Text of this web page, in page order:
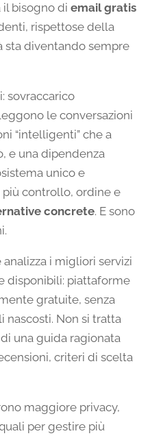
bisogno di email gratis
rispettose della
sta diventando sempre
sovraccarico
le conversazioni
“intelligenti” che a
e una dipendenza
unico e
controllo, ordine e
concrete. E sono
i migliori servizi
disponibili: piattaforme
gratuite, senza
Non si tratta
una guida ragionata
criteri di scelta
maggiore privacy,
per gestire più